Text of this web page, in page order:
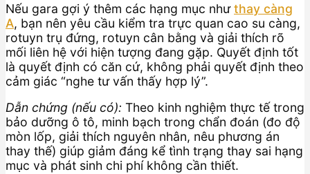
Nếu gara gợi ý thêm các hạng mục nhưthay càng
A, bạn nên yêu cầu kiểm tra trực quan cao su càng,
rotuyn trụ đứng, rotuyn cân bằng và giải thích rõ
mối liên hệ với hiện tượng đang gặp. Quyết định tốt
là quyết định có căn cứ, không phải quyết định theo
cảm giác “nghe tư vấn thấy hợp lý”.
Dẫn chứng (nếu có): Theo kinh nghiệm thực tế trong
bảo dưỡng ô tô, minh bạch trong chẩn đoán (đo độ
mòn lốp, giải thích nguyên nhân, nêu phương án
thay thế) giúp giảm đáng kể tình trạng thay sai hạng
mục và phát sinh chi phí không cần thiết.